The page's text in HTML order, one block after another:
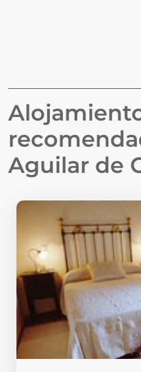
Aguilar de